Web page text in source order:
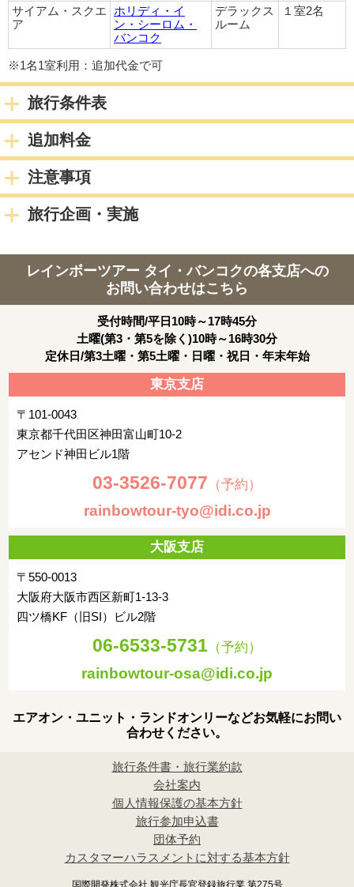
（1名参加の場合は倍額）
※ドライバーのみとなり日本語ガイドはつきません。チェック
イン・チェックアウトの手続きはお客様ご自身で行って頂きま
※1名様あたりスーツケース1つまでとなりますので、ゴルフバ
ッグや追加のお荷物がある場合は必ず事前にお知らせくださ
い。追加代金が発生する場合がございます。
宿泊都市 サイアム・スクエア
朝：ホテルにて朝食
宿泊都市 サイアム・スクエア
3日目
朝：ホテルにて朝食
サイアム・スクエア
朝：ホテルにて朝食
サイアム・スクエア
5日目
終日：自由行動
出発まで自由行動
※ホテルチェックアウト時間は別記参照
午後: お客様ご自身にて空港へ
※フライトの2時間前には空港へ到着するよう、余裕をもった移
動をお願いいたします。
夜：空路ホーチミンまたはハノイ乗り継ぎ(18:30-19:35発予
定)、帰国の途へ
サイアム・スクエ
ア
ホリディ・イ
ン・シーロム・
バンコク
デラックス
ルーム
１室2名
※1名1室利用：追加代金で可
旅行条件表
追加料金
注意事項
旅行企画・実施
レインボーツアー タイ・バンコクの各支店への
お問い合わせはこちら
受付時間/平日10時～17時45分
土曜(第3・第5を除く)10時～16時30分
定休日/第3土曜・第5土曜・日曜・祝日・年末年始
東京支店
〒101-0043
東京都千代田区神田富山町10-2
アセンド神田ビル1階
03-3526-7077 （予約）
rainbowtour-tyo@idi.co.jp
大阪支店
〒550-0013
大阪府大阪市西区新町1-13-3
四ツ橋KF（旧SI）ビル2階
06-6533-5731 （予約）
rainbowtour-osa@idi.co.jp
エアオン・ユニット・ランドオンリーなどお気軽にお問い
合わせください。
旅行条件書・旅行業約款
会社案内
個人情報保護の基本方針
旅行参加申込書
団体予約
カスタマーハラスメントに対する基本方針
国際開発株式会社 観光庁長官登録旅行業 第275号